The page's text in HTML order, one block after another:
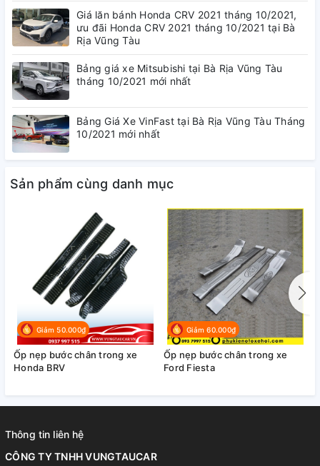
Giá lăn bánh Honda CRV 2021 tháng 10/2021,
ưu đãi Honda CRV 2021 tháng 10/2021 tại Bà
Rịa Vũng Tàu
Bảng giá xe Mitsubishi tại Bà Rịa Vũng Tàu
tháng 10/2021 mới nhất
Bảng Giá Xe VinFast tại Bà Rịa Vũng Tàu Tháng
10/2021 mới nhất
Sản phẩm cùng danh mục
Giảm 50.000₫
Ốp nẹp bước chân trong xe
Honda BRV
Giảm 60.000₫
Ốp nẹp bước chân trong xe
Ford Fiesta
Thông tin liên hệ
CÔNG TY TNHH VUNGTAUCAR